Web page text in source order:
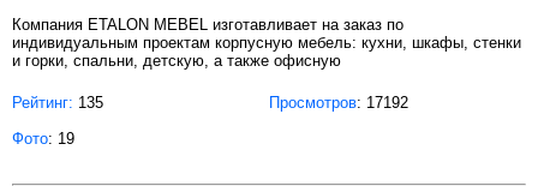
Компания ETALON MEBEL изготавливает на заказ по
индивидуальным проектам корпусную мебель: кухни, шкафы, стенки
и горки, спальни, детскую, а также офисную
Рейтинг: 135 Просмотров: 17192
Фото: 19